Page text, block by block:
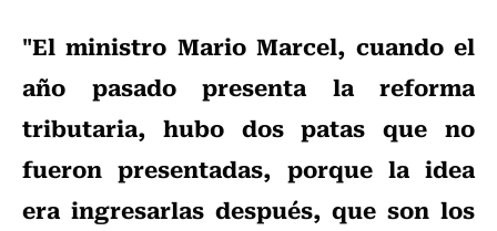
"El ministro Mario Marcel, cuando el
año pasado presenta la reforma
tributaria, hubo dos patas que no
fueron presentadas, porque la idea
era ingresarlas después, que son los